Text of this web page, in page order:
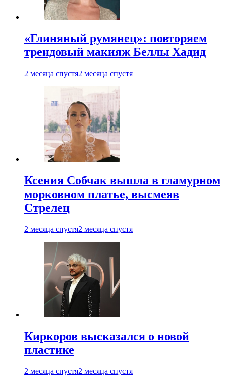
«Глиняный румянец»: повторяем
трендовый макияж Беллы Хадид
2 месяца спустя2 месяца спустя
Ксения Собчак вышла в гламурном
морковном платье, высмеяв
Стрелец
2 месяца спустя2 месяца спустя
Киркоров высказался о новой
пластике
2 месяца спустя2 месяца спустя